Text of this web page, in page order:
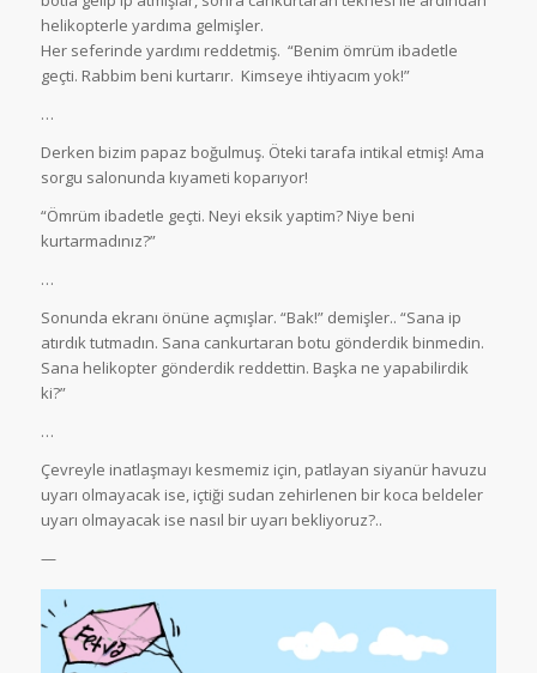
helikopterle yardıma gelmişler.
Her seferinde yardımı reddetmiş. “Benim ömrüm ibadetle
geçti. Rabbim beni kurtarır. Kimseye ihtiyacım yok!”
…
Derken bizim papaz boğulmuş. Öteki tarafa intikal etmiş! Ama
sorgu salonunda kıyameti koparıyor!
“Ömrüm ibadetle geçti. Neyi eksik yaptim? Niye beni
kurtarmadınız?”
…
Sonunda ekranı önüne açmışlar. “Bak!” demişler.. “Sana ip
atırdık tutmadın. Sana cankurtaran botu gönderdik binmedin.
Sana helikopter gönderdik reddettin. Başka ne yapabilirdik
ki?”
…
Çevreyle inatlaşmayı kesmemiz için, patlayan siyanür havuzu
uyarı olmayacak ise, içtiği sudan zehirlenen bir koca beldeler
uyarı olmayacak ise nasıl bir uyarı bekliyoruz?..
—